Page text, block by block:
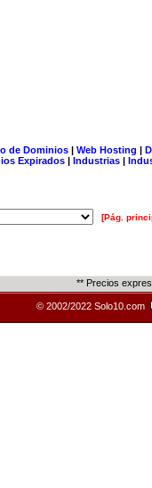
de Dominios| Web Hosting |
Expirados | Industrias |
[Pág.
** Precios
© 2002/2022 Solo10.com